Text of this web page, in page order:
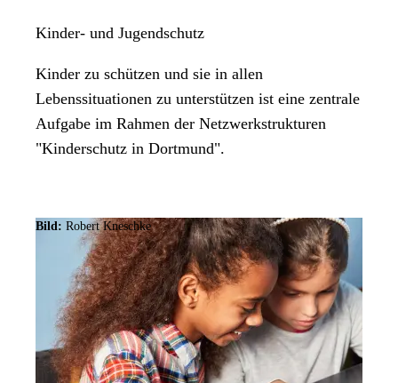
Kinder- und Jugendschutz
Kinder zu schützen und sie in allen
Lebenssituationen zu unterstützen ist eine zentrale
Aufgabe im Rahmen der Netzwerkstrukturen
"Kinderschutz in Dortmund".
Bild: Robert Kneschke